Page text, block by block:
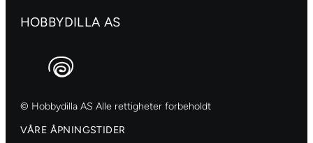
HOBBYDILLA AS
© Hobbydilla AS Alle rettigheter forbeholdt
VÅRE ÅPNINGSTIDER